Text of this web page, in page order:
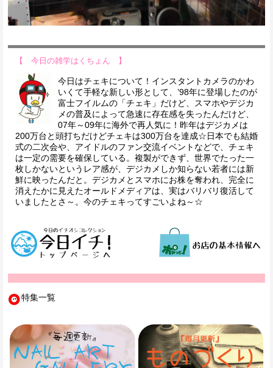
【 今日の雑学はくちょん 】
今日はチェキについて！インスタントカメラのかわ
いくて手軽な新しい形として、’98年に登場したのが
富士フイルムの「チェキ」だけど、スマホやデジカ
メの普及によって急速に存在感を失ったんだけど、
07年～09年に海外で再人気に！昨年はデジカメは
200万台と頭打ちだけどチェキは300万台を達成☆日本でも結婚
式の二次会や、アイドルのファン交流イベントなどで、チェキ
は一定の需要を確保している。複製ができず、世界でたった一
枚しかないというレア感が、デジカメしか知らない若者には新
鮮に映ったんだと。デジカメとスマホにお株を奪われ、完全に
消えたかに見えたオールドメディアは、実はバリバリ復活して
いましたとさ～。今のチェキってすごいよね～☆
特集一覧